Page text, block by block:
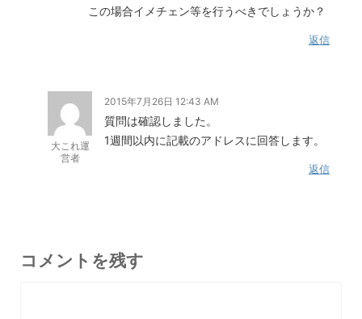
この場合イメチェン等を行うべきでしょうか？
返信
大これ運
営者
2015年7月26日 12:43 AM
質問は確認しました。
1週間以内に記載のアドレスに回答します。
返信
コメントを残す